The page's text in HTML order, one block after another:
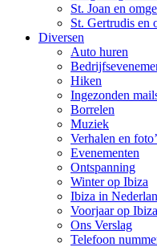
St. Joan en
St. Gertrudis en
Diversen
Auto huren
Hiken
Ingezonden
Borrelen
Muziek
Verhalen en
Evenementen
Ontspanning
Winter op Ibiza
Ibiza in
Voorjaar op Ibiza
Ons Verslag
Telefoon